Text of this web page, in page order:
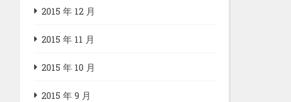
2015 年 12 月
2015 年 11 月
2015 年 10 月
2015 年 9 月